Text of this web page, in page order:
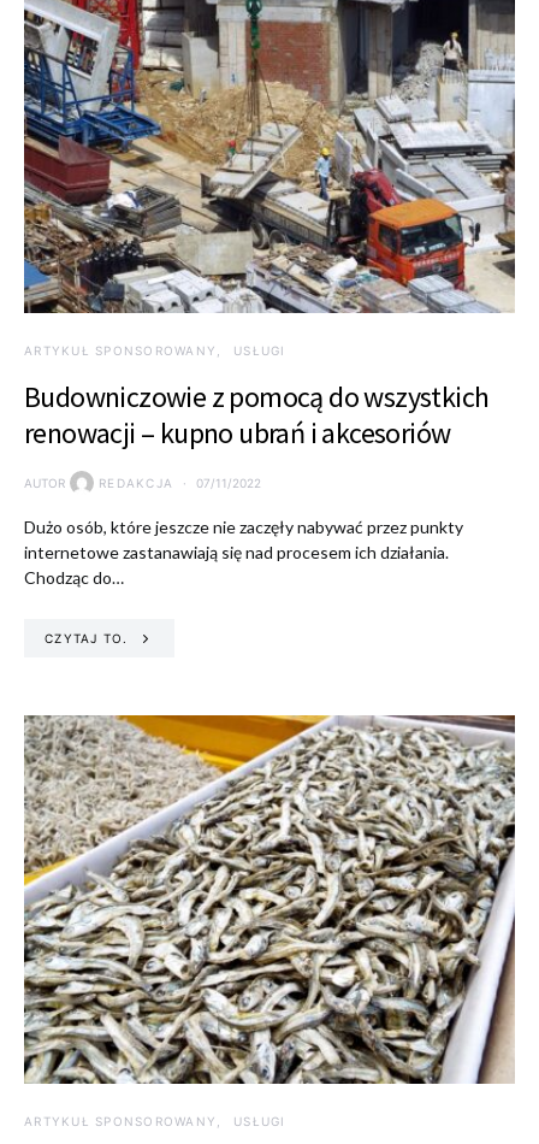
ARTYKUŁ SPONSOROWANY USŁUGI
Budowniczowie z pomocą do wszystkich
renowacji – kupno ubrań i akcesoriów
AUTOR REDAKCJA 07/11/2022
Dużo osób, które jeszcze nie zaczęły nabywać przez punkty
internetowe zastanawiają się nad procesem ich działania.
Chodząc do…
CZYTAJ TO.
ARTYKUŁ SPONSOROWANY USŁUGI